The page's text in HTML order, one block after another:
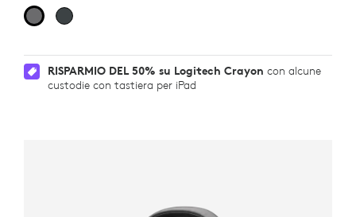
RISPARMIO DEL 50% su Logitech Crayon con alcune
custodie con tastiera per iPad